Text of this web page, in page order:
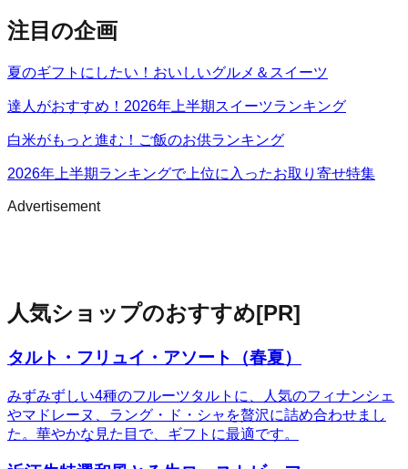
注目の企画
夏のギフトにしたい！おいしいグルメ＆スイーツ
達人がおすすめ！2026年上半期スイーツランキング
白米がもっと進む！ご飯のお供ランキング
2026年上半期ランキングで上位に入ったお取り寄せ特集
Advertisement
人気ショップのおすすめ[PR]
タルト・フリュイ・アソート（春夏）
みずみずしい4種のフルーツタルトに、人気のフィナンシェ
やマドレーヌ、ラング・ド・シャを贅沢に詰め合わせまし
た。華やかな見た目で、ギフトに最適です。